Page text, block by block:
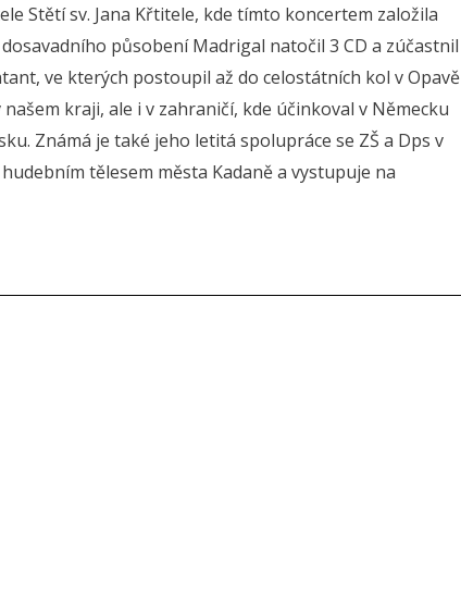
Stětí sv. Jana Křtitele, kde tímto koncertem založila
působení Madrigal natočil 3 CD a zúčastnil
ve kterých postoupil až do celostátních kol v Opavě
kraji, ale i v zahraničí, kde účinkoval v Německu
Známá je také jeho letitá spolupráce se ZŠ a Dps v
tělesem města Kadaně a vystupuje na